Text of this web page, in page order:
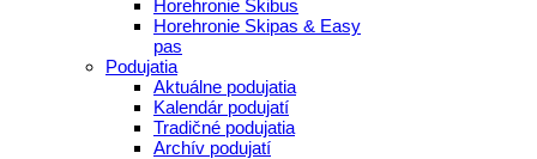
Horehronie Skibus
Horehronie Skipas & Easy
pas
Podujatia
Aktuálne podujatia
Kalendár podujatí
Tradičné podujatia
Archív podujatí